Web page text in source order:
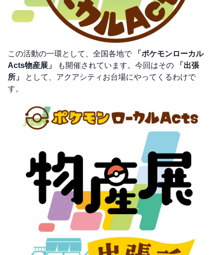
この活動の一環として、全国各地で
「ポケモンローカル
Acts物産展」
も開催されています。今回はその
「出張
所」
として、アクアシティお台場にやってくるわけで
す。